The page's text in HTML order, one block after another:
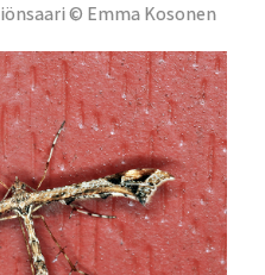
© Emma Kosonen